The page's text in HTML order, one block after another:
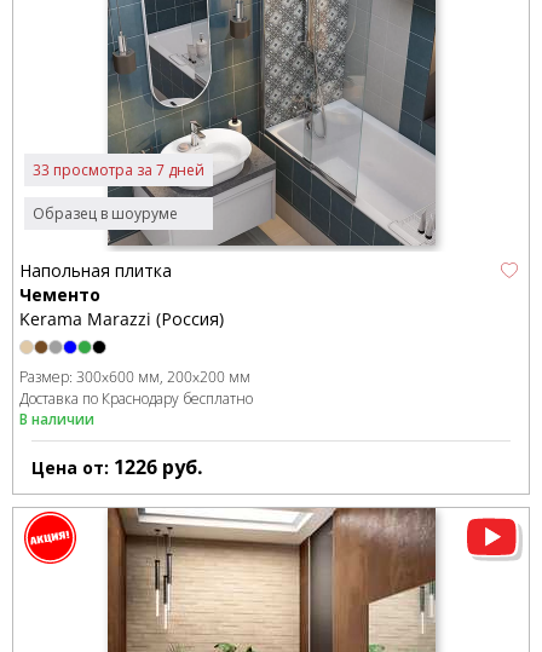
Образец в шоуруме
33 просмотра за 7 дней
Напольная плитка
Чементо
Kerama Marazzi (Россия)
Размер: 300x600 мм 200x200 мм
Доставка по Краснодару бесплатно
В наличии
Цена от: 1226 руб.